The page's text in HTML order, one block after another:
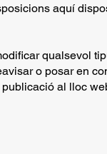
aquí
qualsevol
o posar en
al lloc